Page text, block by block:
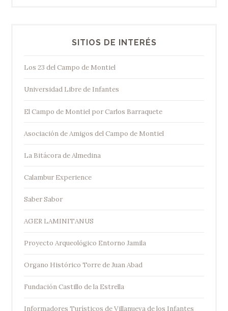
SITIOS DE INTERÉS
Los 23 del Campo de Montiel
Universidad Libre de Infantes
El Campo de Montiel por Carlos Barraquete
Asociación de Amigos del Campo de Montiel
La Bitácora de Almedina
Calambur Experience
Saber Sabor
AGER LAMINITANUS
Proyecto Arqueológico Entorno Jamila
Organo Histórico Torre de Juan Abad
Fundación Castillo de la Estrella
Informadores Turísticos de Villanueva de los Infantes